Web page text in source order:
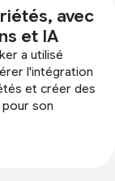
avec
et IA
a utilisé
l'intégration
et créer des
son